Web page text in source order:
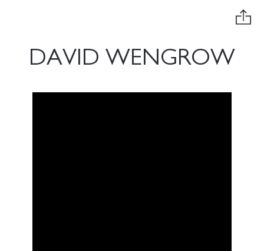
DAVID WENGROW